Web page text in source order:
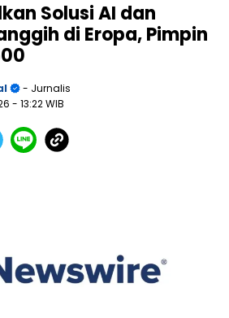
Solusi AI dan
di Eropa, Pimpin
- Jurnalis
- 13:22 WIB